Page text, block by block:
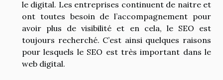
le digital. Les entreprises continuent de naitre et
ont toutes besoin de l’accompagnement pour
avoir plus de visibilité et en cela, le SEO est
toujours recherché. C’est ainsi quelques raisons
pour lesquels le SEO est très important dans le
web digital.